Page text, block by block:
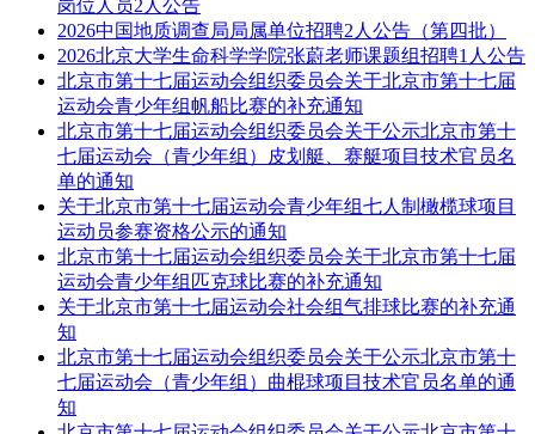
岗位人员2人公告
2026中国地质调查局局属单位招聘2人公告（第四批）
2026北京大学生命科学学院张蔚老师课题组招聘1人公告
北京市第十七届运动会组织委员会关于北京市第十七届
运动会青少年组帆船比赛的补充通知
北京市第十七届运动会组织委员会关于公示北京市第十
七届运动会（青少年组）皮划艇、赛艇项目技术官员名
单的通知
关于北京市第十七届运动会青少年组七人制橄榄球项目
运动员参赛资格公示的通知
北京市第十七届运动会组织委员会关于北京市第十七届
运动会青少年组匹克球比赛的补充通知
关于北京市第十七届运动会社会组气排球比赛的补充通
知
北京市第十七届运动会组织委员会关于公示北京市第十
七届运动会（青少年组）曲棍球项目技术官员名单的通
知